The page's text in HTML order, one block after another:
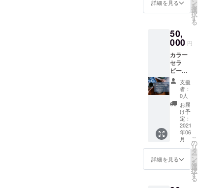
が合え
なる可
能性が
す。 個
別より
もグ
ループ
受講ほ
うが受
けとる
ことが
多くな
ります
が、 個
別受講
望の方
は、遠
です。
お誕生
割り出
す数秘
と本質
カラー
やあな
たが選
んだ選
んだ色
から深
層心理
を読み
解いて
いきま
す。 備
供）
ZOOM
で受講
日時を
調整し
て提供
しま
す。 英
国オー
ラソー
マのカ
ラーセ
ラピー
セッ
ション
です。
お誕生
日や星
詳細を見る ン
を
選
択
す
る
50,
000 円
カラー
セラ
ピー
ワーク
ショッ
プ 60
分×10回
（事前
予約
制）
（本来
の自分
を知
る・執
着した
支援
者：
0人
お届
け予
定：
2021
年06
月
詳細を見る
こ
の
リ
タ
ー
ン
を
選
択
す
る